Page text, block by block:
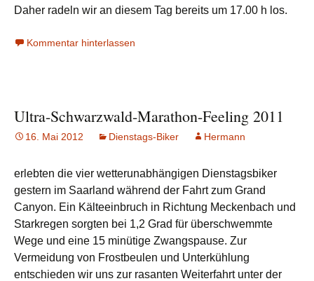
Daher radeln wir an diesem Tag bereits um 17.00 h los.
Kommentar hinterlassen
Ultra-Schwarzwald-Marathon-Feeling 2011
16. Mai 2012 Dienstags-Biker Hermann
erlebten die vier wetterunabhängigen Dienstagsbiker
gestern im Saarland während der Fahrt zum Grand
Canyon. Ein Kälteeinbruch in Richtung Meckenbach und
Starkregen sorgten bei 1,2 Grad für überschwemmte
Wege und eine 15 minütige Zwangspause. Zur
Vermeidung von Frostbeulen und Unterkühlung
entschieden wir uns zur rasanten Weiterfahrt unter der